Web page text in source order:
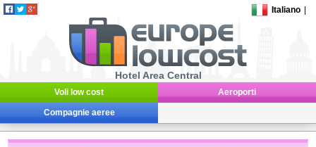
Italiano
Hotel Area Central
Voli low cost Aeroporti
Compagnie aeree